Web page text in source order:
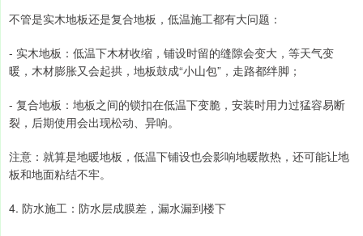
不管是实木地板还是复合地板，低温施工都有大问题：
- 实木地板：低温下木材收缩，铺设时留的缝隙会变大，等天气变
暖，木材膨胀又会起拱，地板鼓成“小山包”，走路都绊脚；
- 复合地板：地板之间的锁扣在低温下变脆，安装时用力过猛容易断
裂，后期使用会出现松动、异响。
注意：就算是地暖地板，低温下铺设也会影响地暖散热，还可能让地
板和地面粘结不牢。
4. 防水施工：防水层成膜差，漏水漏到楼下